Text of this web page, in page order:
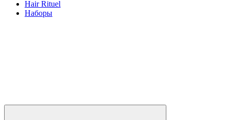
Hair Rituel
Наборы